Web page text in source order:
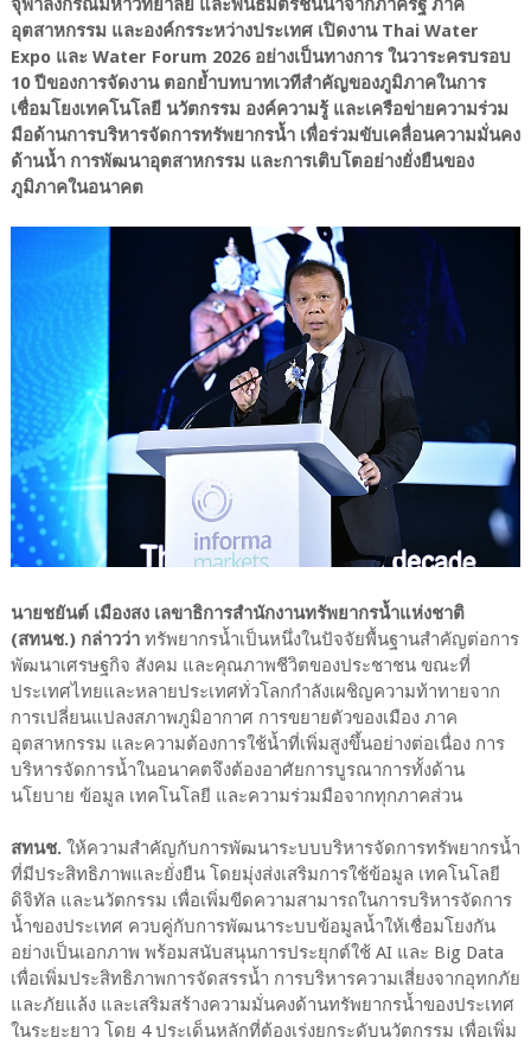
จุฬาลงกรณ์มหาวิทยาลัย และพันธมิตรชั้นนำจากภาครัฐ ภาค
อุตสาหกรรม และองค์กรระหว่างประเทศ เปิดงาน Thai Water
Expo และ Water Forum 2026 อย่างเป็นทางการ ในวาระครบรอบ
10 ปีของการจัดงาน ตอกย้ำบทบาทเวทีสำคัญของภูมิภาคในการ
เชื่อมโยงเทคโนโลยี นวัตกรรม องค์ความรู้ และเครือข่ายความร่วม
มือด้านการบริหารจัดการทรัพยากรน้ำ เพื่อร่วมขับเคลื่อนความมั่นคง
ด้านน้ำ การพัฒนาอุตสาหกรรม และการเติบโตอย่างยั่งยืนของ
ภูมิภาคในอนาคต
นายชยันต์ เมืองสง เลขาธิการสำนักงานทรัพยากรน้ำแห่งชาติ
(สทนช.) กล่าวว่า ทรัพยากรน้ำเป็นหนึ่งในปัจจัยพื้นฐานสำคัญต่อการ
พัฒนาเศรษฐกิจ สังคม และคุณภาพชีวิตของประชาชน ขณะที่
ประเทศไทยและหลายประเทศทั่วโลกกำลังเผชิญความท้าทายจาก
การเปลี่ยนแปลงสภาพภูมิอากาศ การขยายตัวของเมือง ภาค
อุตสาหกรรม และความต้องการใช้น้ำที่เพิ่มสูงขึ้นอย่างต่อเนื่อง การ
บริหารจัดการน้ำในอนาคตจึงต้องอาศัยการบูรณาการทั้งด้าน
นโยบาย ข้อมูล เทคโนโลยี และความร่วมมือจากทุกภาคส่วน
สทนช. ให้ความสำคัญกับการพัฒนาระบบบริหารจัดการทรัพยากรน้ำ
ที่มีประสิทธิภาพและยั่งยืน โดยมุ่งส่งเสริมการใช้ข้อมูล เทคโนโลยี
ดิจิทัล และนวัตกรรม เพื่อเพิ่มขีดความสามารถในการบริหารจัดการ
น้ำของประเทศ ควบคู่กับการพัฒนาระบบข้อมูลน้ำให้เชื่อมโยงกัน
อย่างเป็นเอกภาพ พร้อมสนับสนุนการประยุกต์ใช้ AI และ Big Data
เพื่อเพิ่มประสิทธิภาพการจัดสรรน้ำ การบริหารความเสี่ยงจากอุทกภัย
และภัยแล้ง และเสริมสร้างความมั่นคงด้านทรัพยากรน้ำของประเทศ
ในระยะยาว โดย 4 ประเด็นหลักที่ต้องเร่งยกระดับนวัตกรรม เพื่อเพิ่ม